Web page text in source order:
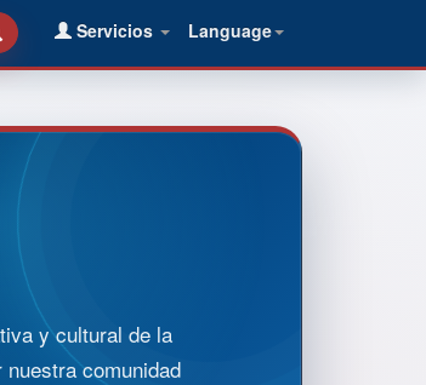
Language
Servicios
y cultural de la
comunidad